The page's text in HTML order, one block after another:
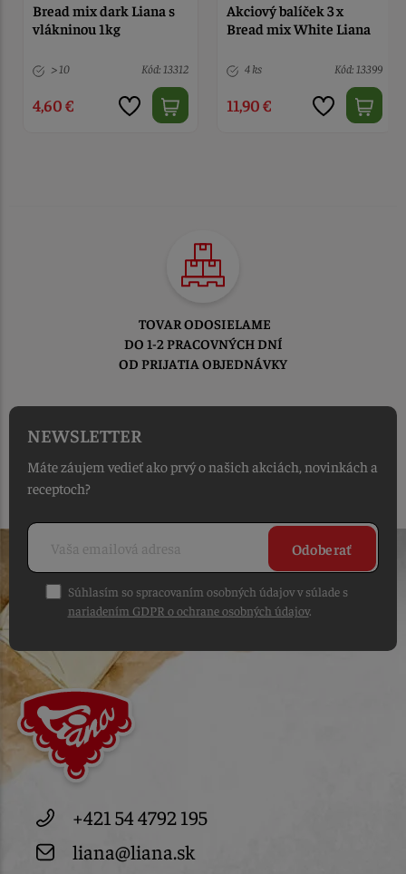
Bread mix dark Liana s
vlákninou 1kg
> 10 Kód: 13312
4,60 €
Akciový balíček 3 x
Bread mix White Liana
4 ks Kód: 13399
11,90 €
TOVAR ODOSIELAME
DO 1-2 PRACOVNÝCH DNÍ
OD PRIJATIA OBJEDNÁVKY
NEWSLETTER
Máte záujem vedieť ako prvý o našich akciách, novinkách a
receptoch?
Odoberať
Súhlasím so spracovaním osobných údajov v súlade s
nariadením GDPR o ochrane osobných údajov.
+421 54 4792 195
liana@liana.sk